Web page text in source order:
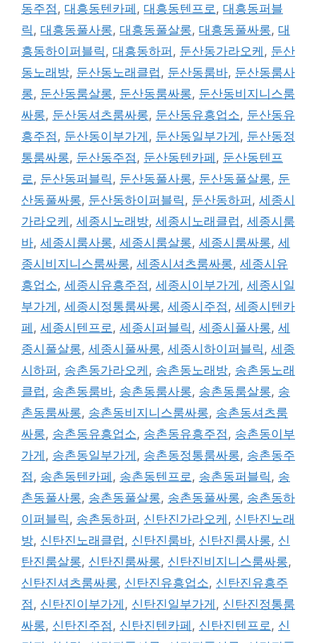
동주점 , 대흥동텐카페 , 대흥동텐프로 , 대흥동퍼블
릭 , 대흥동풀사롱, 대흥동풀살롱, 대흥동풀싸롱, 대
흥동하이퍼블릭 , 대흥동하퍼 , 둔산동가라오케 , 둔산
동노래방, 둔산동노래클럽 , 둔산동룸바, 둔산동룸사
롱, 둔산동룸살롱, 둔산동룸싸롱, 둔산동비지니스룸
싸롱, 둔산동셔츠룸싸롱, 둔산동유흥업소, 둔산동유
흥주점 , 둔산동이부가게 , 둔산동일부가게 , 둔산동정
통룸싸롱, 둔산동주점 , 둔산동텐카페 , 둔산동텐프
로 , 둔산동퍼블릭 , 둔산동풀사롱, 둔산동풀살롱, 둔
산동풀싸롱, 둔산동하이퍼블릭 , 둔산동하퍼 , 세종시
가라오케 , 세종시노래방, 세종시노래클럽 , 세종시룸
바, 세종시룸사롱, 세종시룸살롱, 세종시룸싸롱, 세
종시비지니스룸싸롱, 세종시셔츠룸싸롱, 세종시유
흥업소, 세종시유흥주점 , 세종시이부가게 , 세종시일
부가게 , 세종시정통룸싸롱, 세종시주점 , 세종시텐카
페 , 세종시텐프로 , 세종시퍼블릭 , 세종시풀사롱, 세
종시풀살롱, 세종시풀싸롱, 세종시하이퍼블릭 , 세종
시하퍼 , 송촌동가라오케 , 송촌동노래방, 송촌동노래
클럽 , 송촌동룸바, 송촌동룸사롱, 송촌동룸살롱, 송
촌동룸싸롱, 송촌동비지니스룸싸롱, 송촌동셔츠룸
싸롱, 송촌동유흥업소, 송촌동유흥주점 , 송촌동이부
가게 , 송촌동일부가게 , 송촌동정통룸싸롱, 송촌동주
점 , 송촌동텐카페 , 송촌동텐프로 , 송촌동퍼블릭 , 송
촌동풀사롱, 송촌동풀살롱, 송촌동풀싸롱, 송촌동하
이퍼블릭 , 송촌동하퍼 , 신탄진가라오케 , 신탄진노래
방, 신탄진노래클럽 , 신탄진룸바, 신탄진룸사롱, 신
탄진룸살롱, 신탄진룸싸롱, 신탄진비지니스룸싸롱,
신탄진셔츠룸싸롱, 신탄진유흥업소, 신탄진유흥주
점 , 신탄진이부가게 , 신탄진일부가게 , 신탄진정통룸
싸롱, 신탄진주점 , 신탄진텐카페 , 신탄진텐프로 , 신